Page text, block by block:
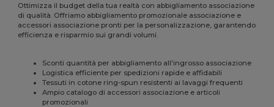
Ottimizza il budget della tua realtà con abbigliamento associazione
di qualità. Offriamo abbigliamento promozionale associazione e
accessori associazione pronti per la personalizzazione, garantendo
efficienza e risparmio sui grandi volumi.
Sconti quantità per abbigliamento all'ingrosso associazione
Logistica efficiente per spedizioni rapide e affidabili
Tessuti in cotone ring-spun resistenti ai lavaggi frequenti
Ampio catalogo di accessori associazione e articoli
promozionali